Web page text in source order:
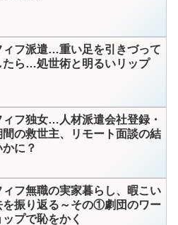
ィフ派遣…重い足を引きづって
たら…処世術と明るいリップ
ィフ独女…人材派遣会社登録・
間の救世主、リモート面談の結
に？
ィフ無職の実家暮らし、暇こい
を振り返る～その①劇団のワー
プで恥をかく